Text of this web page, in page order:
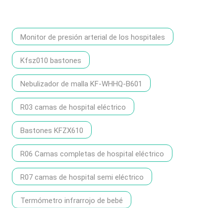
Monitor de presión arterial de los hospitales
Kfsz010 bastones
Nebulizador de malla KF-WHHQ-B601
R03 camas de hospital eléctrico
Bastones KFZX610
R06 Camas completas de hospital eléctrico
R07 camas de hospital semi eléctrico
Termómetro infrarrojo de bebé